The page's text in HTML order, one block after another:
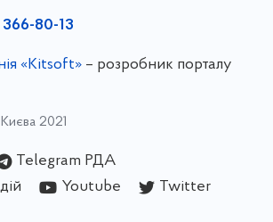
80-13
«Kitsoft»– розробник порталу
2021
Telegram РДА
Youtube
Twitter